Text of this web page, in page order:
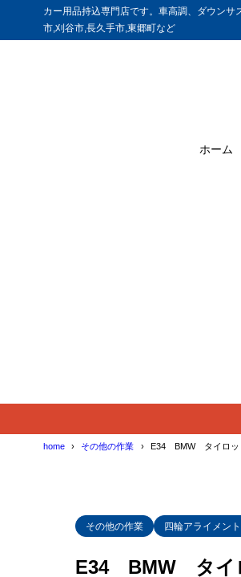
カー用品持込専門店です。車高調、ダウン
市,刈谷市,長久手市,東郷町など
ホーム
home その他の作業 E34 BMW タイロッ
その他の作業 四輪アライメント
E34 BMW タイ